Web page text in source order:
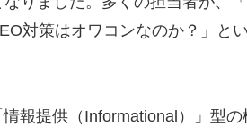
対策はオワコンなのか？」と
報提供（Informational）」型